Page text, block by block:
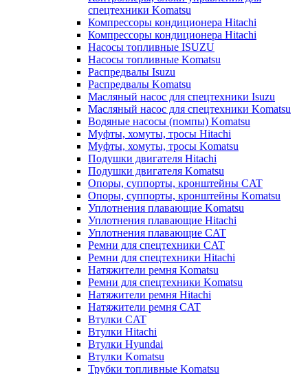
спецтехники Komatsu
Компрессоры кондиционера Hitachi
Компрессоры кондиционера Hitachi
Насосы топливные ISUZU
Насосы топливные Komatsu
Распредвалы Isuzu
Распредвалы Komatsu
Масляный насос для спецтехники Isuzu
Масляный насос для спецтехники Komatsu
Водяные насосы (помпы) Komatsu
Муфты, хомуты, тросы Hitachi
Муфты, хомуты, тросы Komatsu
Подушки двигателя Hitachi
Подушки двигателя Komatsu
Опоры, суппорты, кронштейны CAT
Опоры, суппорты, кронштейны Komatsu
Уплотнения плавающие Komatsu
Уплотнения плавающие Hitachi
Уплотнения плавающие CAT
Ремни для спецтехники CAT
Ремни для спецтехники Hitachi
Натяжители ремня Komatsu
Ремни для спецтехники Komatsu
Натяжители ремня Hitachi
Натяжители ремня CAT
Втулки CAT
Втулки Hitachi
Втулки Hyundai
Втулки Komatsu
Трубки топливные Komatsu